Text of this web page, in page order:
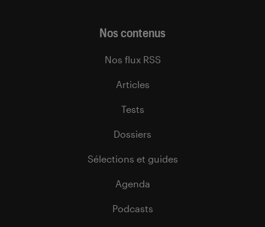
Nos contenus
Nos flux RSS
Articles
Tests
Dossiers
Sélections et guides
Agenda
Podcasts